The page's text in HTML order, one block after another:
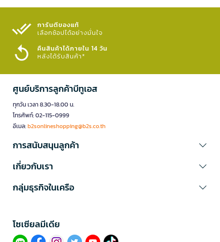
การันตีของแท้
เลือกช้อปได้อย่างมั่นใจ​
คืนสินค้าได้ภายใน 14 วัน
หลังได้รับสินค้า*
ศูนย์บริการลูกค้าบีทูเอส
ทุกวัน เวลา 8.30-18.00 น.
โทรศัพท์: 02-115-0999
อีเมล:b2sonlineshopping@b2s.co.th
การสนับสนุนลูกค้า
เกี่ยวกับเรา
กลุ่มธุรกิจในเครือ
โซเซียลมีเดีย​